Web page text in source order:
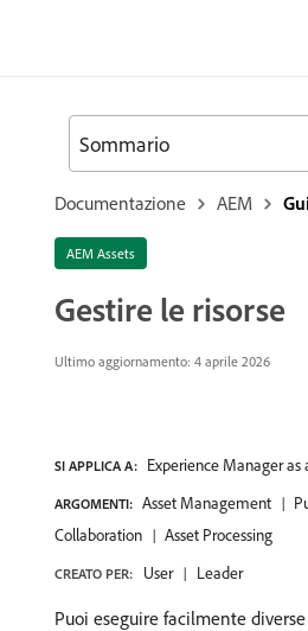
Documentazione AEM
AEM Assets
Gestire le risorse
Ultimo aggiornamento: 4 aprile 2026
SI APPLICA A: Experience Manager as
ARGOMENTI: Asset Management
Collaboration
Asset Processing
CREATO PER: User Leader
Puoi eseguire facilmente
Sommario